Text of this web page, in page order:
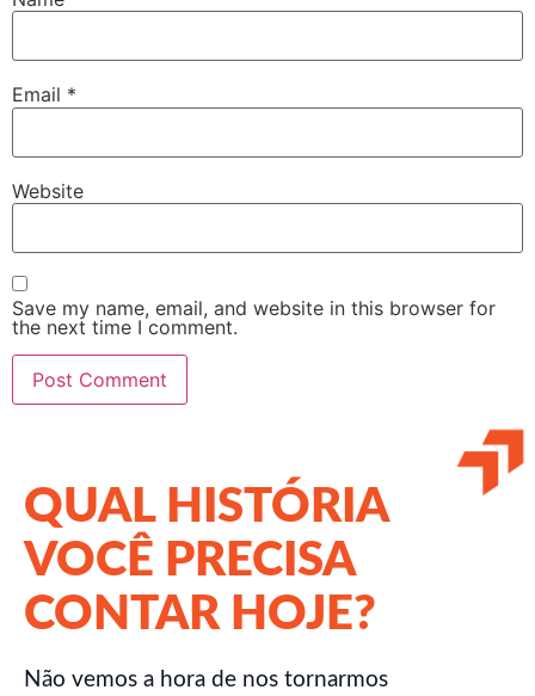
Email *
Website
Save my name, email, and website in this browser for
the next time I comment.
QUAL HISTÓRIA
VOCÊ PRECISA
CONTAR HOJE?
Não vemos a hora de nos tornarmos